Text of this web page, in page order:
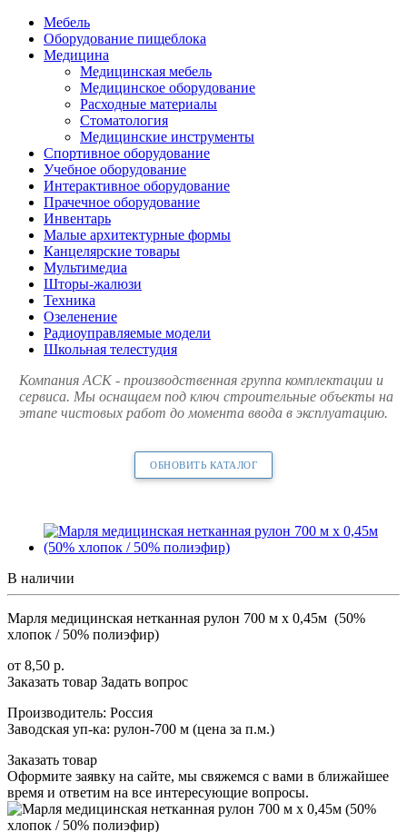
Мебель
Оборудование пищеблока
Медицина
Медицинская мебель
Медицинское оборудование
Расходные материалы
Стоматология
Медицинские инструменты
Спортивное оборудование
Учебное оборудование
Интерактивное оборудование
Прачечное оборудование
Инвентарь
Малые архитектурные формы
Канцелярские товары
Мультимедиа
Шторы-жалюзи
Техника
Озеленение
Радиоуправляемые модели
Школьная телестудия
Компания АСК - производственная группа комплектации и
сервиса. Мы оснащаем под ключ строительные объекты на
этапе чистовых работ до момента ввода в эксплуатацию.
ОБНОВИТЬ КАТАЛОГ
В наличии
Марля медицинская нетканная рулон 700 м х 0,45м (50%
хлопок / 50% полиэфир)
от 8,50 р.
Заказать товар Задать вопрос
Производитель: Россия
Заводская уп-ка: рулон-700 м (цена за п.м.)
Заказать товар
Оформите заявку на сайте, мы свяжемся с вами в ближайшее
время и ответим на все интересующие вопросы.